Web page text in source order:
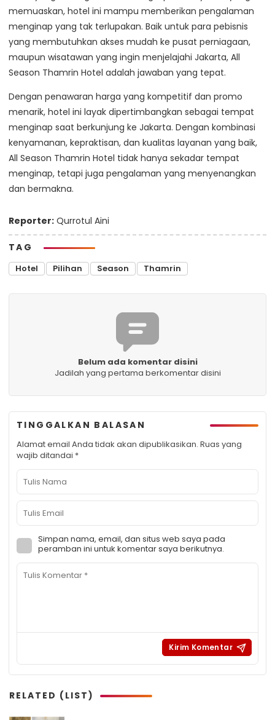
memuaskan, hotel ini mampu memberikan pengalaman
menginap yang tak terlupakan. Baik untuk para pebisnis
yang membutuhkan akses mudah ke pusat perniagaan,
maupun wisatawan yang ingin menjelajahi Jakarta, All
Season Thamrin Hotel adalah jawaban yang tepat.
Dengan penawaran harga yang kompetitif dan promo
menarik, hotel ini layak dipertimbangkan sebagai tempat
menginap saat berkunjung ke Jakarta. Dengan kombinasi
kenyamanan, kepraktisan, dan kualitas layanan yang baik,
All Season Thamrin Hotel tidak hanya sekadar tempat
menginap, tetapi juga pengalaman yang menyenangkan
dan bermakna.
Reporter: Qurrotul Aini
TAG
Hotel Pilihan Season Thamrin
Belum ada komentar disini
Jadilah yang pertama berkomentar disini
TINGGALKAN BALASAN
Alamat email Anda tidak akan dipublikasikan. Ruas yang
wajib ditandai *
Simpan nama, email, dan situs web saya pada
peramban ini untuk komentar saya berikutnya.
RELATED (LIST)